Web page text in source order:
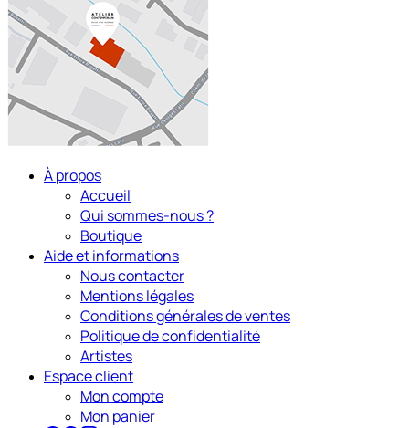
À propos
Accueil
Qui sommes-nous ?
Boutique
Aide et informations
Nous contacter
Mentions légales
Conditions générales de ventes
Politique de confidentialité
Artistes
Espace client
Mon compte
Mon panier